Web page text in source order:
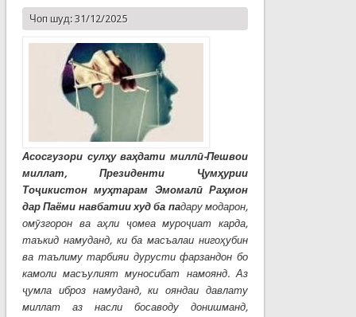
Чоп шуд: 31/12/2025
Асосгузори сулҳу ваҳдати миллӣ-Пешвои
миллат, Президенти Ҷумҳурии
Тоҷикистон муҳтарам Эмомалӣ Раҳмон
дар Паёми навбатии худ ба падару модарон,
омӯзгорон ва аҳли ҷомеа муроҷиат карда,
таъкид намуданд, ки ба масъалаи нигоҳубин
ва таълиму тарбияи дурусти фарзандон бо
камоли масъулият муносибат намоянд. Аз
ҷумла иброз намуданд, ки ояндаи давлату
миллат аз насли босаводу донишманд,